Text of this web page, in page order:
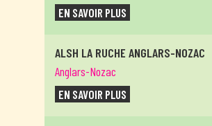
EN SAVOIR PLUS
ALSH LA RUCHE ANGLARS-NOZAC
Anglars-Nozac
EN SAVOIR PLUS